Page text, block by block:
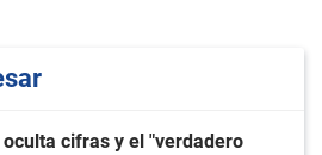
cifras y el "verdadero